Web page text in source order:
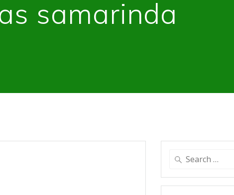
samarinda
Search